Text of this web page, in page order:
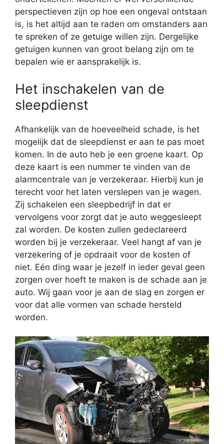
perspectieven zijn op hoe een ongeval ontstaan
is, is het altijd aan te raden om omstanders aan
te spreken of ze getuige willen zijn. Dergelijke
getuigen kunnen van groot belang zijn om te
bepalen wie er aansprakelijk is.
Het inschakelen van de
sleepdienst
Afhankelijk van de hoeveelheid schade, is het
mogelijk dat de sleepdienst er aan te pas moet
komen. In de auto heb je een groene kaart. Op
deze kaart is een nummer te vinden van de
alarmcentrale van je verzekeraar. Hierbij kun je
terecht voor het laten verslepen van je wagen.
Zij schakelen een sleepbedrijf in dat er
vervolgens voor zorgt dat je auto weggesleept
zal worden. De kosten zullen gedeclareerd
worden bij je verzekeraar. Veel hangt af van je
verzekering of je opdraait voor de kosten of
niet. Eén ding waar je jezelf in ieder geval geen
zorgen over hoeft te maken is de schade aan je
auto. Wij gaan voor je aan de slag en zorgen er
voor dat alle vormen van schade hersteld
worden.